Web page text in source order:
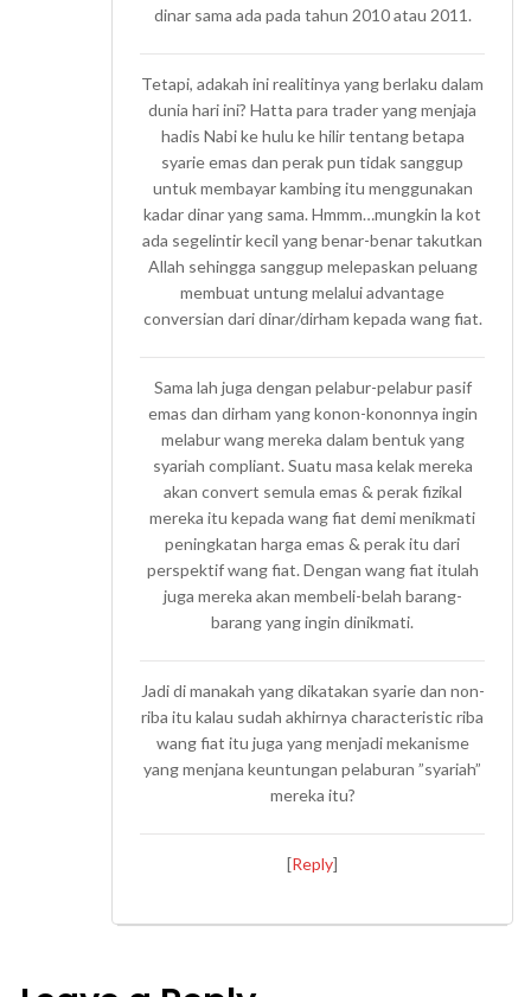
dinar sama ada pada tahun 2010 atau 2011.
Tetapi, adakah ini realitinya yang berlaku dalam
dunia hari ini? Hatta para trader yang menjaja
hadis Nabi ke hulu ke hilir tentang betapa
syarie emas dan perak pun tidak sanggup
untuk membayar kambing itu menggunakan
kadar dinar yang sama. Hmmm…mungkin la kot
ada segelintir kecil yang benar-benar takutkan
Allah sehingga sanggup melepaskan peluang
membuat untung melalui advantage
conversian dari dinar/dirham kepada wang fiat.
Sama lah juga dengan pelabur-pelabur pasif
emas dan dirham yang konon-kononnya ingin
melabur wang mereka dalam bentuk yang
syariah compliant. Suatu masa kelak mereka
akan convert semula emas & perak fizikal
mereka itu kepada wang fiat demi menikmati
peningkatan harga emas & perak itu dari
perspektif wang fiat. Dengan wang fiat itulah
juga mereka akan membeli-belah barang-
barang yang ingin dinikmati.
Jadi di manakah yang dikatakan syarie dan non-
riba itu kalau sudah akhirnya characteristic riba
wang fiat itu juga yang menjadi mekanisme
yang menjana keuntungan pelaburan ”syariah”
mereka itu?
[Reply]